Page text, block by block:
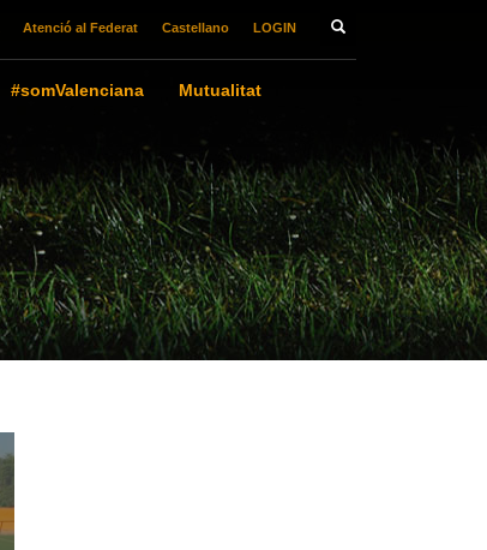
Atenció al Federat Castellano LOGIN
#somValenciana
Mutualitat